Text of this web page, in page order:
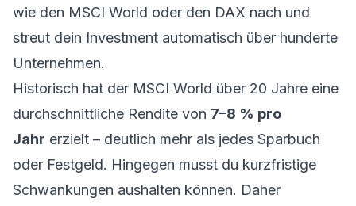
wie den MSCI World oder den DAX nach und
streut dein Investment automatisch über hunderte
Unternehmen.
Historisch hat der MSCI World über 20 Jahre eine
durchschnittliche Rendite von 7–8 % pro
Jahr erzielt – deutlich mehr als jedes Sparbuch
oder Festgeld. Hingegen musst du kurzfristige
Schwankungen aushalten können. Daher